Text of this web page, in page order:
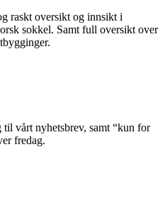
raskt oversikt og innsikt i
sokkel. Samt full oversikt over
vårt nyhetsbrev, samt “kun for
fredag.